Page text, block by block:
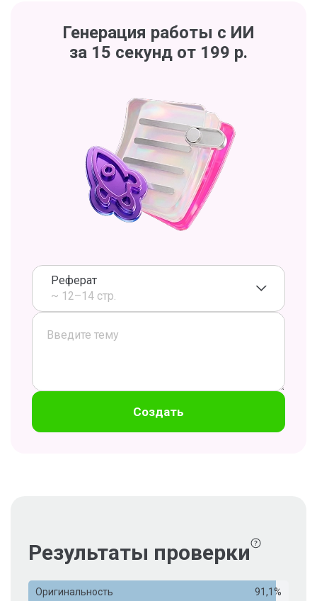
Генерация работы с ИИ
за 15 секунд от 199 р.
Реферат
~ 12–14 стр.
Создать
Результаты проверки
Оригинальность 91,1%